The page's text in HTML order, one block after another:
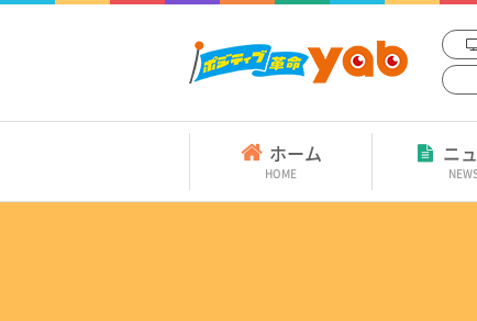
ホーム
HOME
ニ